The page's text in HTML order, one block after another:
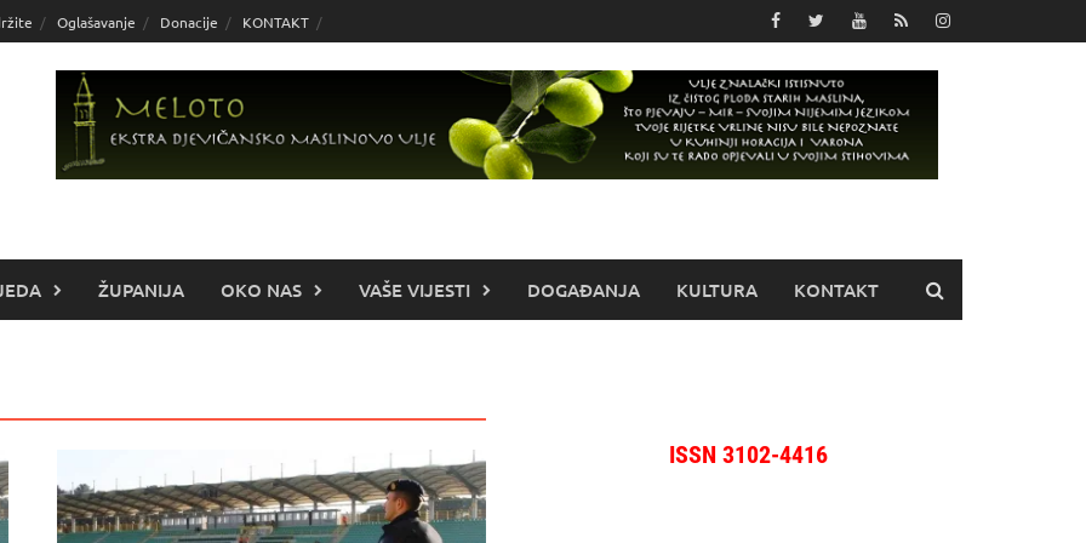
Oglašavanje Donacije KONTAKT
ŽUPANIJA OKO NAS VAŠE VIJESTI DOGAĐANJA KULTURA KONTAKT
ISSN 3102-4416